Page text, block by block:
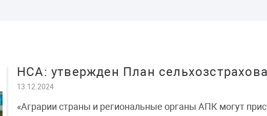
НСА: утвержден План
13.12.2024
«Аграрии страны и региональные органы АПК могут